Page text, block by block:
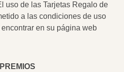
uso de las Tarjetas Regalo de
a las condiciones de uso
en su página web